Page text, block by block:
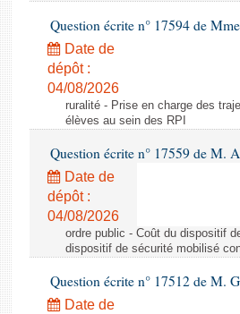
Question écrite n° 17594 de
Date de
dépôt :
04/08/2026
ruralité - Prise en charge des
élèves au sein des RPI
Question écrite n° 17559 de M.
Date de
dépôt :
04/08/2026
ordre public - Coût du dispositif
dispositif de sécurité mobilisé
Question écrite n° 17512 de M.
Date de